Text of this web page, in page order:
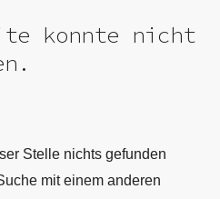
konnte nicht
Stelle nichts gefunden
mit einem anderen